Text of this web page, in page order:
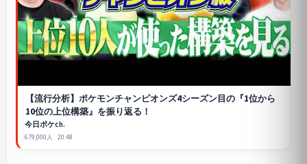
【流行分析】 ポケモンチャンピオンズ4シーズン目の『1位から
10位の上位構築』を振り返る！
今日ポケch.
679,000人 20:48